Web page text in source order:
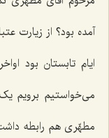
آمده بود؟ از زیارت
ایام تابستان بود
می‌خواستیم برویم
مطهّری هم رابطه